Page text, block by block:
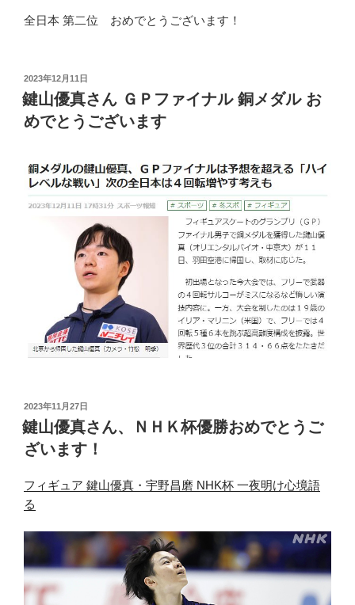
全日本 第二位 おめでとうございます！
投
稿
日:
2023年12月11日
鍵山優真さん ＧＰファイナル 銅メダル お
めでとうございます
投
稿
日:
2023年11月27日
鍵山優真さん、ＮＨＫ杯優勝おめでとうご
ざいます！
フィギュア 鍵山優真・宇野昌磨 NHK杯 一夜明け心境語
る